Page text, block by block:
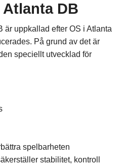
DB
är uppkallad efter OS i Atlanta
På grund av det är
speciellt utvecklad för
spelbarheten
stabilitet, kontroll